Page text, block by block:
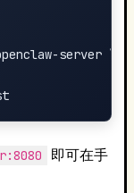
server \
即可在手